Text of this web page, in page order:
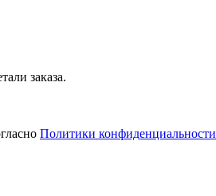
заказа.
Политики конфиденциальности